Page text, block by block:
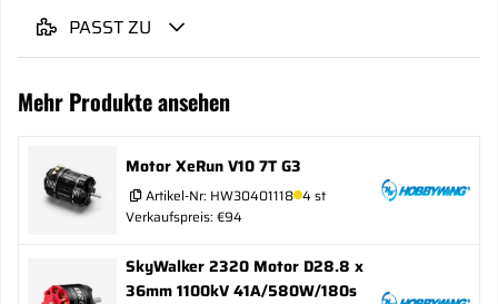
PASST ZU
Mehr Produkte ansehen
Motor XeRun V10 7T G3
Artikel-Nr: HW30401118 4 st
Verkaufspreis: €94
SkyWalker 2320 Motor D28.8 x
36mm 1100kV 41A/580W/180s